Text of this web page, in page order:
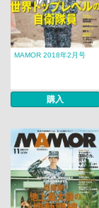
MAMOR 2018年2月号
購入